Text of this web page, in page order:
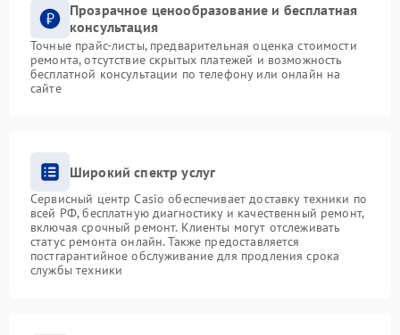
Прозрачное ценообразование и бесплатная
консультация
Точные прайс-листы, предварительная оценка стоимости
ремонта, отсутствие скрытых платежей и возможность
бесплатной консультации по телефону или онлайн на
сайте
Широкий спектр услуг
Сервисный центр Casio обеспечивает доставку техники по
всей РФ, бесплатную диагностику и качественный ремонт,
включая срочный ремонт. Клиенты могут отслеживать
статус ремонта онлайн. Также предоставляется
постгарантийное обслуживание для продления срока
службы техники